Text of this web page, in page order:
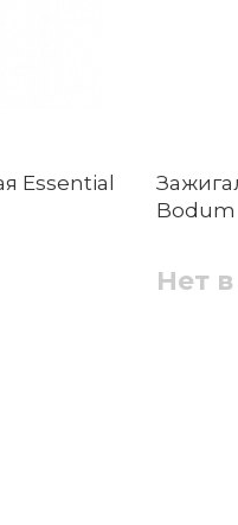
Essential
Bodum
Нет